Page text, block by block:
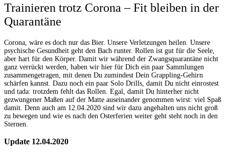
Trainieren trotz Corona – Fit bleiben in der
Quarantäne
Corona, wäre es doch nur das Bier. Unsere Verletzungen heilen. Unsere
psychische Gesundheit geht den Bach runter. Rollen ist gut für die Seele,
aber hart für den Körper. Damit wir während der Zwangsquarantäne nicht
ganz verrückt werden, haben wir hier für Dich ein paar Sammlungen
zusammengetragen, mit denen Du zumindest Dein Grappling-Gehirn
schärfen kannst. Dazu noch ein paar Solo Drills, damit Du nicht einrostest
und tada: trotzdem fehlt das Rollen. Egal, damit Du hinterher nicht
gezwungener Maßen auf der Matte auseinander genommen wirst: viel Spaß
damit. Denn auch am 12.04.2020 sind wir dazu angehalten uns nicht groß
zu bewegen und wie es nach den Osterferien weiter geht steht noch in den
Sternen.
Update 12.04.2020